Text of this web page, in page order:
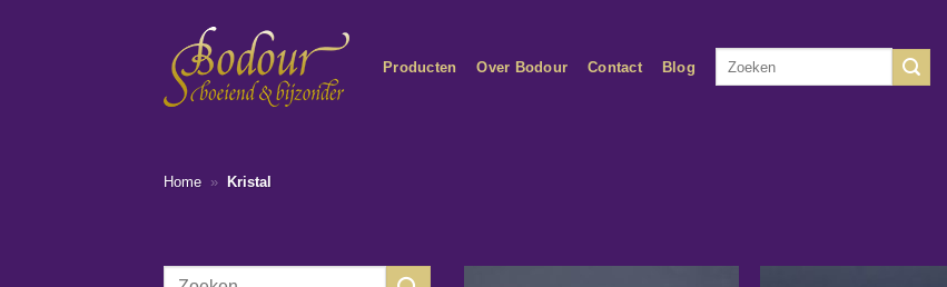
Producten Over Bodour Contact Blog
Home » Kristal
Zoeken